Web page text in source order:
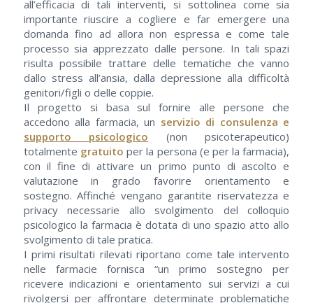
all’efficacia di tali interventi, si sottolinea come sia
importante riuscire a cogliere e far emergere una
domanda fino ad allora non espressa e come tale
processo sia apprezzato dalle persone. In tali spazi
risulta possibile trattare delle tematiche che vanno
dallo stress all’ansia, dalla depressione alla difficoltà
genitori/figli o delle coppie.
Il progetto si basa sul fornire alle persone che
accedono alla farmacia, un servizio di consulenza e
supporto psicologico (non psicoterapeutico)
totalmente gratuito per la persona (e per la farmacia),
con il fine di attivare un primo punto di ascolto e
valutazione in grado favorire orientamento e
sostegno. Affinché vengano garantite riservatezza e
privacy necessarie allo svolgimento del colloquio
psicologico la farmacia è dotata di uno spazio atto allo
svolgimento di tale pratica.
I primi risultati rilevati riportano come tale intervento
nelle farmacie fornisca “un primo sostegno per
ricevere indicazioni e orientamento sui servizi a cui
rivolgersi per affrontare determinate problematiche